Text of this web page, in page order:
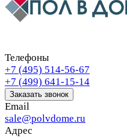
Телефоны
+7 (495) 514-56-67
+7 (499) 641-15-14
Заказать звонок
Email
sale@polvdome.ru
Адрес